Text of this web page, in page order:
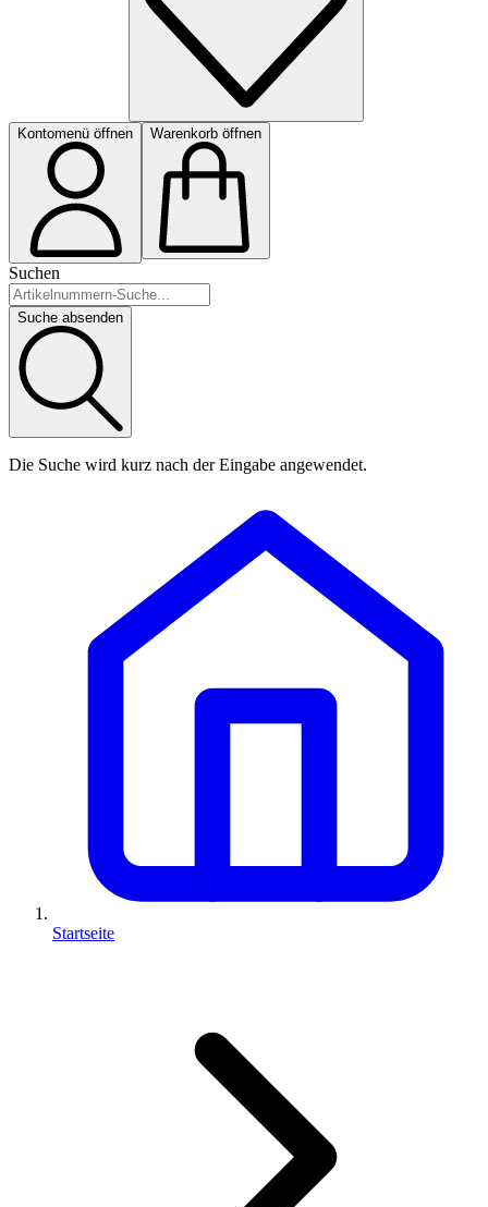
Kontomenü öffnen Warenkorb öffnen
Suchen
Suche absenden
Die Suche wird kurz nach der Eingabe angewendet.
Startseite